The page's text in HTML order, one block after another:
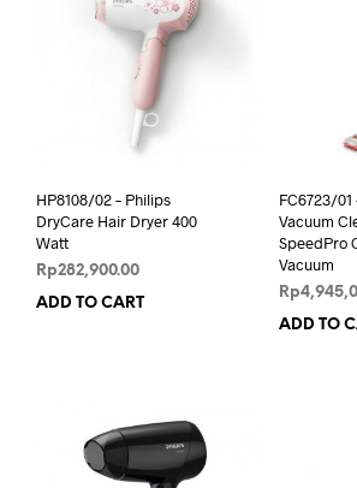
HP8108/02 – Philips
DryCare Hair Dryer 400
Watt
Rp282,900.00
ADD TO CART
FC6723/01
Vacuum
SpeedPro
Vacuum
Rp
ADD TO